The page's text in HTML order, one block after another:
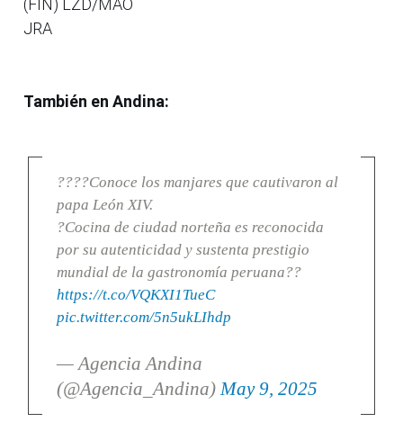
(FIN) LZD/MAO
JRA
También en Andina:
????Conoce los manjares que cautivaron al
papa León XIV.
?Cocina de ciudad norteña es reconocida
por su autenticidad y sustenta prestigio
mundial de la gastronomía peruana??
https://t.co/VQKXI1TueC
pic.twitter.com/5n5ukLIhdp
— Agencia Andina
(@Agencia_Andina) May 9, 2025